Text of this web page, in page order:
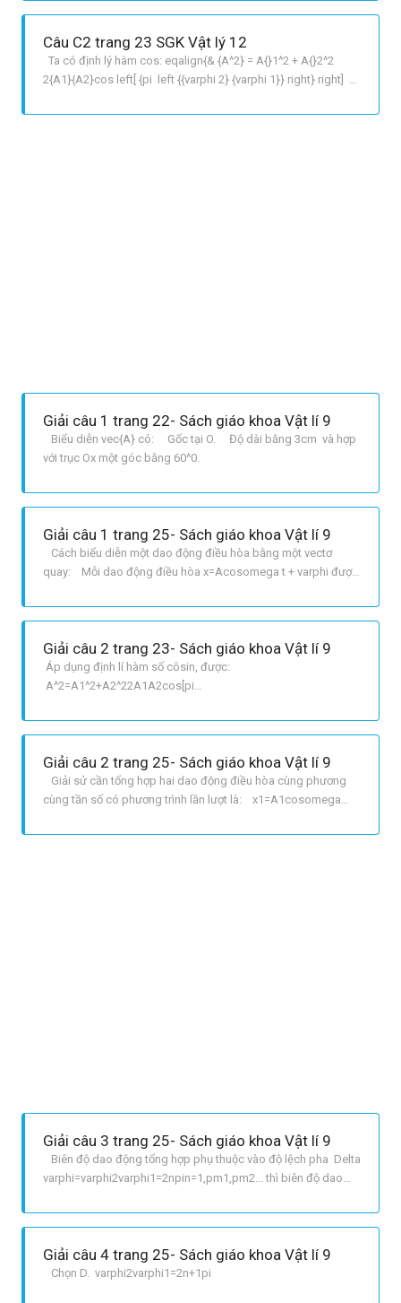
Câu C2 trang 23 SGK Vật lý 12
Ta có định lý hàm cos: eqalign{& {A^2} = A{}1^2 + A{}2^2
2{A1}{A2}cos left[ {pi left {{varphi 2} {varphi 1}} right} right] cr
{varphi 1}} right cr} Theo hình vẽ: overrightarrow A =
Giải câu 1 trang 22- Sách giáo khoa Vật lí 9
Biểu diễn vec{A} có: Gốc tại O. Độ dài bằng 3cm và hợp
với trục Ox một góc bằng 60^0.
Giải câu 1 trang 25- Sách giáo khoa Vật lí 9
Cách biểu diễn một dao động điều hòa bằng một vectơ
quay: Mỗi dao động điều hòa x=Acosomega t + varphi được
Gốc tại gốc tọa độ O của trục Ox; Độ dài bằng biên độ dao
Giải câu 2 trang 23- Sách giáo khoa Vật lí 9
Áp dụng định lí hàm số côsin, được:
A^2=A1^2+A2^22A1A2cos[pi
Có: vec{A}=vec{A1}+vec{A2} 1 Chiếu 1 lên trục Ox được:
lên trục Ox, được: Asin varphi= A1sin
Giải câu 2 trang 25- Sách giáo khoa Vật lí 9
Giải sử cần tổng hợp hai dao động điều hòa cùng phương
cùng tần số có phương trình lần lượt là: x1=A1cosomega
quay vec{A1}, vec{A2}, biểu diễn cho dao động x1 và x2 lần
Giải câu 3 trang 25- Sách giáo khoa Vật lí 9
Biên độ dao động tổng hợp phụ thuộc vào độ lệch pha Delta
varphi=varphi2varphi1=2npin=1,pm1,pm2... thì biên độ dao
động thành phần ngược pha: Delta
động tổ
Giải câu 4 trang 25- Sách giáo khoa Vật lí 9
Chọn D. varphi2varphi1=2n+1pi